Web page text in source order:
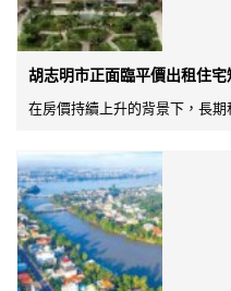
胡志明市正面臨平價出租住宅
在房價持續上升的背景下，長